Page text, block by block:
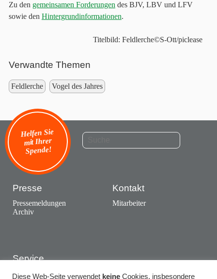
Zu den gemeinsamen Forderungen des BJV, LBV und LFV
sowie den Hintergrundinformationen.
Titelbild: Feldlerche©S-Ott/piclease
Verwandte Themen
Feldlerche Vogel des Jahres
Helfen Sie
mit Ihrer
Spende!
Presse
Pressemeldungen
Archiv
Kontakt
Mitarbeiter
Service
Ausstellungen
Diese Web-Seite verwendet keine Cookies, insbesondere